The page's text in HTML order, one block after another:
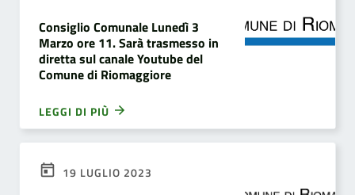
Consiglio Comunale Lunedì 3
Marzo ore 11. Sarà trasmesso in
diretta sul canale Youtube del
Comune di Riomaggiore
LEGGI DI PIÙ
19 LUGLIO 2023